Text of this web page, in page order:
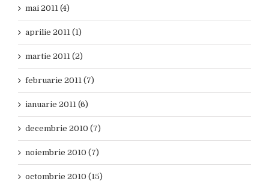
mai 2011 (4)
aprilie 2011 (1)
martie 2011 (2)
februarie 2011 (7)
ianuarie 2011 (6)
decembrie 2010 (7)
noiembrie 2010 (7)
octombrie 2010 (15)